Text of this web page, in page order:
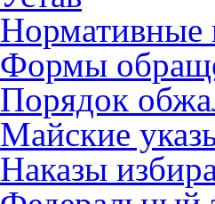
Нормативные
Формы
Порядок
Майские
Наказы